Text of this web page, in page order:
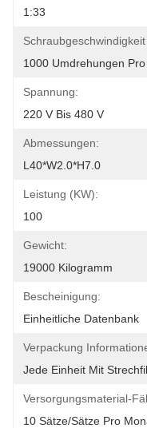
1:33
1000 Umdrehungen
Spannung:
220 V Bis 480 V
Abmessungen:
L40*W2.0*H7.0
Leistung (kW):
100
Gewicht:
19000 Kilogramm
Bescheinigung:
Einheitliche Datenbank
Verpackung
Jede Einheit Mit
Versorgungsmaterial-
10 Sätze/Sätze Pro